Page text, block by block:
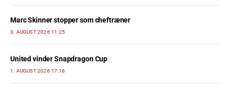
Marc Skinner stopper som cheftræner
3. AUGUST 2026 11:25
United vinder Snapdragon Cup
1. AUGUST 2026 17:16